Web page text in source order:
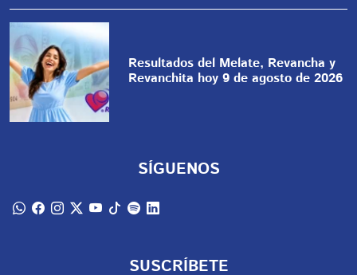
Resultados del Melate, Revancha y
Revanchita hoy 9 de agosto de 2026
SÍGUENOS
SUSCRÍBETE